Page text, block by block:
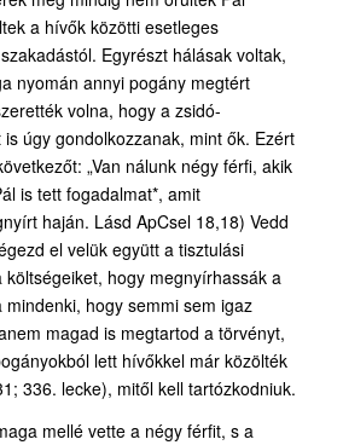
a hívők közötti esetleges
Egyrészt hálásak voltak,
nyomán annyi pogány megtért
volna, hogy a zsidó-
úgy gondolkozzanak, mint ők. Ezért
„Van nálunk négy férfi, akik
is tett fogadalmat*, amit
haján. Lásd ApCsel 18,18) Vedd
el velük együtt a tisztulási
költségeiket, hogy megnyírhassák a
hogy semmi sem igaz
magad is megtartod a törvényt,
lett hívőkkel már közölték
336. lecke), mitől kell tartózkodniuk.
mellé vette a négy férfit, s a